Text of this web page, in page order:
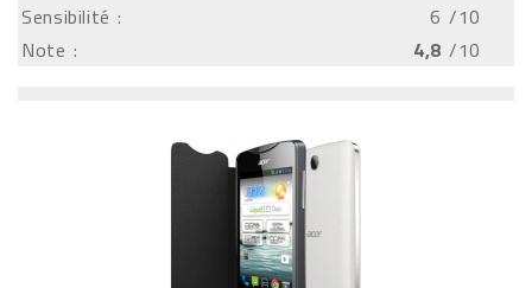
Sensibilité :
6 /10
Note :
4,8 /10